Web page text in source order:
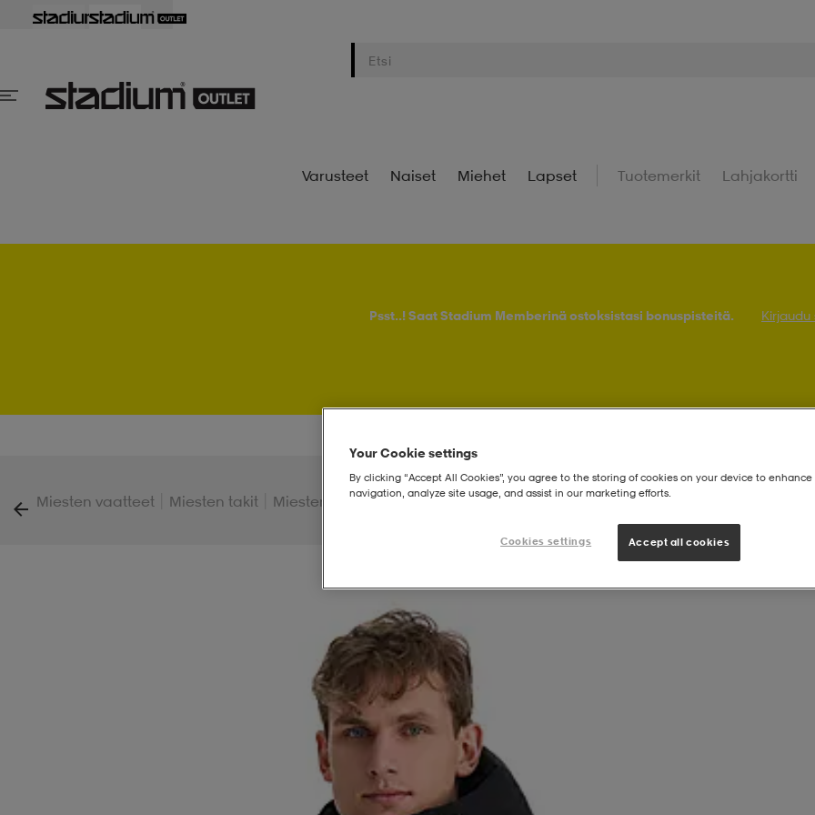
Varusteet Naiset Miehet Lapset Tuotemerkit Lahjakortti
Psst..! Saat Stadium Memberinä ostoksistasi bonuspisteitä. Kirjaudu
Miesten vaatteet Miesten takit Miesten untuvatakit | Mountain Parka M
Your Cookie settings
By clicking “Accept All Cookies”, you agree to the storing of cookies on your device to enhance
navigation, analyze site usage, and assist in our marketing efforts.
Cookies settings Accept all cookies